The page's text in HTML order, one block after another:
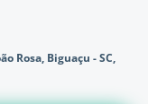
Rosa, Biguaçu - SC,